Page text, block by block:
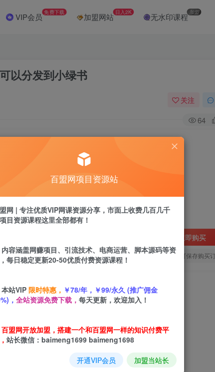
VIP会员 免费下载 加盟网站 日入2K 无水印课程 加盟
以分发到小绿书
关注
64
美女赛道玩法，一天轻松500+，也可以分发到小绿书
阅读，请付费后查看
员免费 超级会员免费
立即购买
您当前未登录！建议登陆后购买，可保存购买
条特别吃香，其实也可以分发到公众号上。
只要我们文章和图片阅读量高就行。
百盟网项目资源站
网 | 专注优质VIP网课资源分享，市面上收费几百几千
目资源课程这里全部都有！
内容涵盖网赚项目、引流技术、电商运营、脚本源码等资
每日稳定更新20-50优质付费资源课程！
本站VIP 限时特惠， ￥78/年，￥99/永久 (推广佣金
， 全站资源免费下载， 每天更新，欢迎加入！
百盟网开放加盟，搭建一个和百盟网一样的知识付费平
站长微信：baimeng1699 baimeng1698
开通VIP会员 加盟当站长